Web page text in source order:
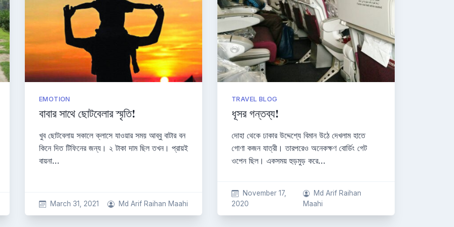
EMOTION
বাবার সাথে ছোটবেলার স্মৃতি!
খুব ছোটবেলায় সকালে ক্লাসে যাওয়ার সময় আব্বু বাটার বন
কিনে দিত টিফিনের জন্য। ২ টাকা দাম ছিল তখন। প্রায়ই
বায়না…
March 31, 2021 Md Arif Raihan Maahi
TRAVEL BLOG
ধূসর গন্তব্য!
দোহা থেকে ঢাকার উদ্দেশ্যে বিমান উঠে দেখলাম হাতে
গোণা কজন যাত্রী। তারপরেও অনেকক্ষণ বোর্ডিং গেট
ওপেন ছিল। একসময় হুড়মুড় করে…
November 17,
2020
Md Arif Raihan
Maahi